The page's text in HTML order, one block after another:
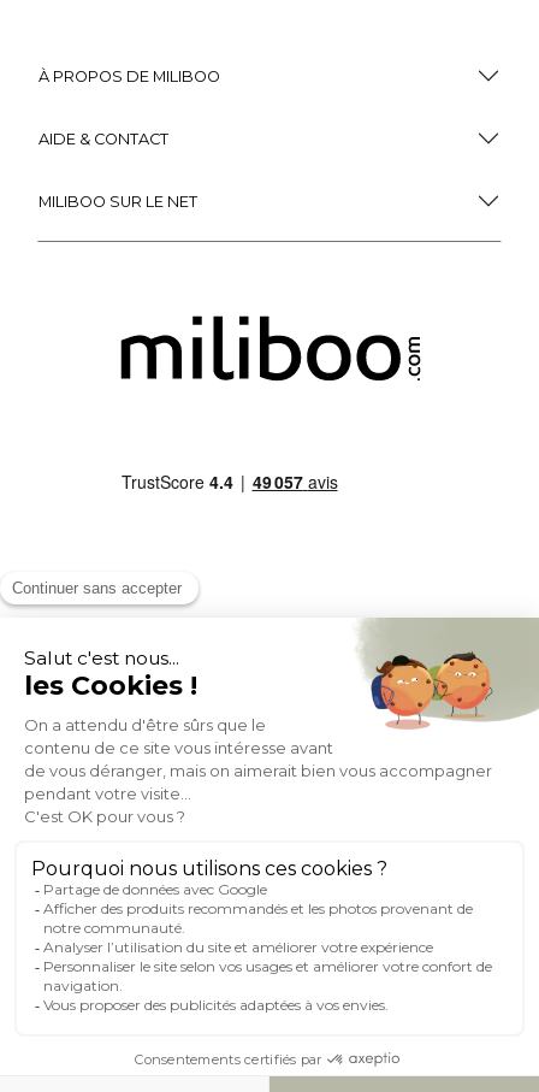
À PROPOS DE MILIBOO
AIDE & CONTACT
MILIBOO SUR LE NET
MOYENS DE PAIEMENT
FRANCE
© 2007-2026 Miliboo
Tous droits réservés